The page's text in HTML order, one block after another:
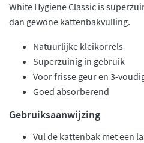
White Hygiene Classic is
dan gewone kattenbakvulling.
Natuurlijke kleikorrels
Superzuinig in gebruik
Voor frisse geur en 3-
Goed absorberend
Gebruiksaanwijzing
Vul de kattenbak met een